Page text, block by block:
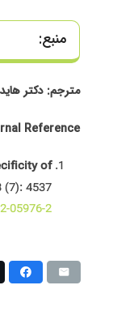
منبع:
مترجم: دکتر
Reference
of
(7): 4537
05976-2